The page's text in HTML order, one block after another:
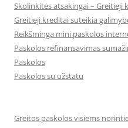
Skolinkitės atsakingai – Greitieji
Greitieji kreditai suteikia
Reikšminga mini paskolos
Paskolos refinansavimas
Paskolos
Paskolos su užstatu
Greitos paskolos visiems